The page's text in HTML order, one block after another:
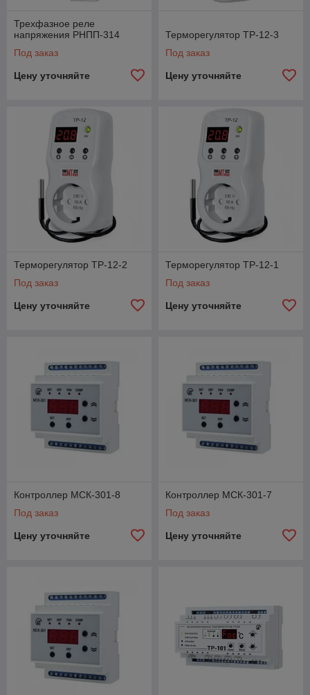
Трехфазное реле
напряжения РНПП-314
Под заказ
Цену уточняйте
Терморегулятор ТР-12-3
Под заказ
Цену уточняйте
Терморегулятор ТР-12-2
Под заказ
Цену уточняйте
Терморегулятор ТР-12-1
Под заказ
Цену уточняйте
Контроллер МСК-301-8
Под заказ
Цену уточняйте
Контроллер МСК-301-7
Под заказ
Цену уточняйте